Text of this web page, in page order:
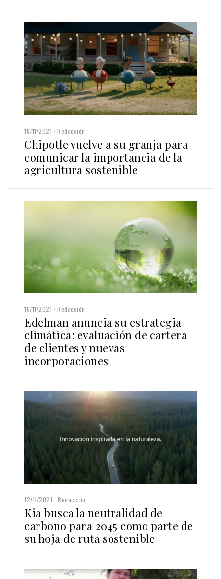
18/11/2021 Redacción
Chipotle vuelve a su granja para
comunicar la importancia de la
agricultura sostenible
16/11/2021 Redacción
Edelman anuncia su estrategia
climática: evaluación de cartera
de clientes y nuevas
incorporaciones
12/11/2021 Redacción
Kia busca la neutralidad de
carbono para 2045 como parte de
su hoja de ruta sostenible